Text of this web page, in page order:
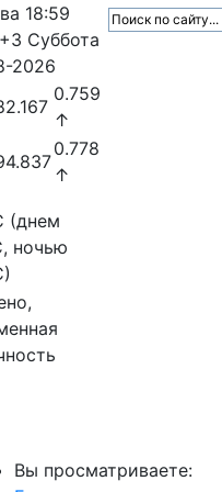
18:59
Суббота
2026
0.759
↑
0.778
↑
(днем
ночью
Вы просматриваете: